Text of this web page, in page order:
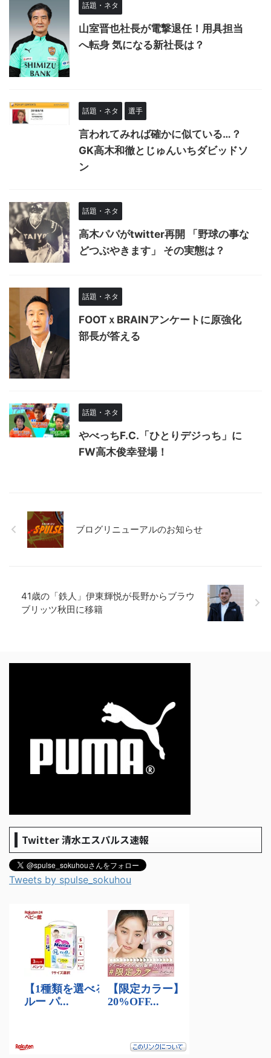
話題・ネタ
山室晋也社長が電撃退任！用具担当
へ転身 気になる新社長は？
話題・ネタ 選手
言われてみれば確かに似ている…？
GK高木和徹とじゅんいちダビッドソ
ン
話題・ネタ
高木パパがtwitter再開 「野球の事な
どつぶやきます」 その実態は？
話題・ネタ
FOOTｘBRAINアンケートに原強化
部長が答える
話題・ネタ
やべっちF.C.「ひとりデジっち」に
FW高木俊幸登場！
ブログリニューアルのお知らせ
41歳の「鉄人」伊東輝悦が長野からブラウ
ブリッツ秋田に移籍
Twitter 清水エスパルス速報
Tweets by spulse_sokuhou